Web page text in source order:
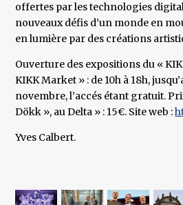
offertes par les technologies
nouveaux défis d’un monde en
en lumière par des créations
Ouverture des expositions du «
KIKK Market » : de 10h à 18h,
novembre, l’accés étant gratuit.
Dökk », au Delta » : 15€. Site web :
Yves Calbert.